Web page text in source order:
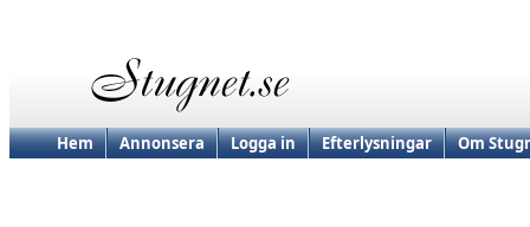
Hem Annonsera Logga in Efterlysningar Om